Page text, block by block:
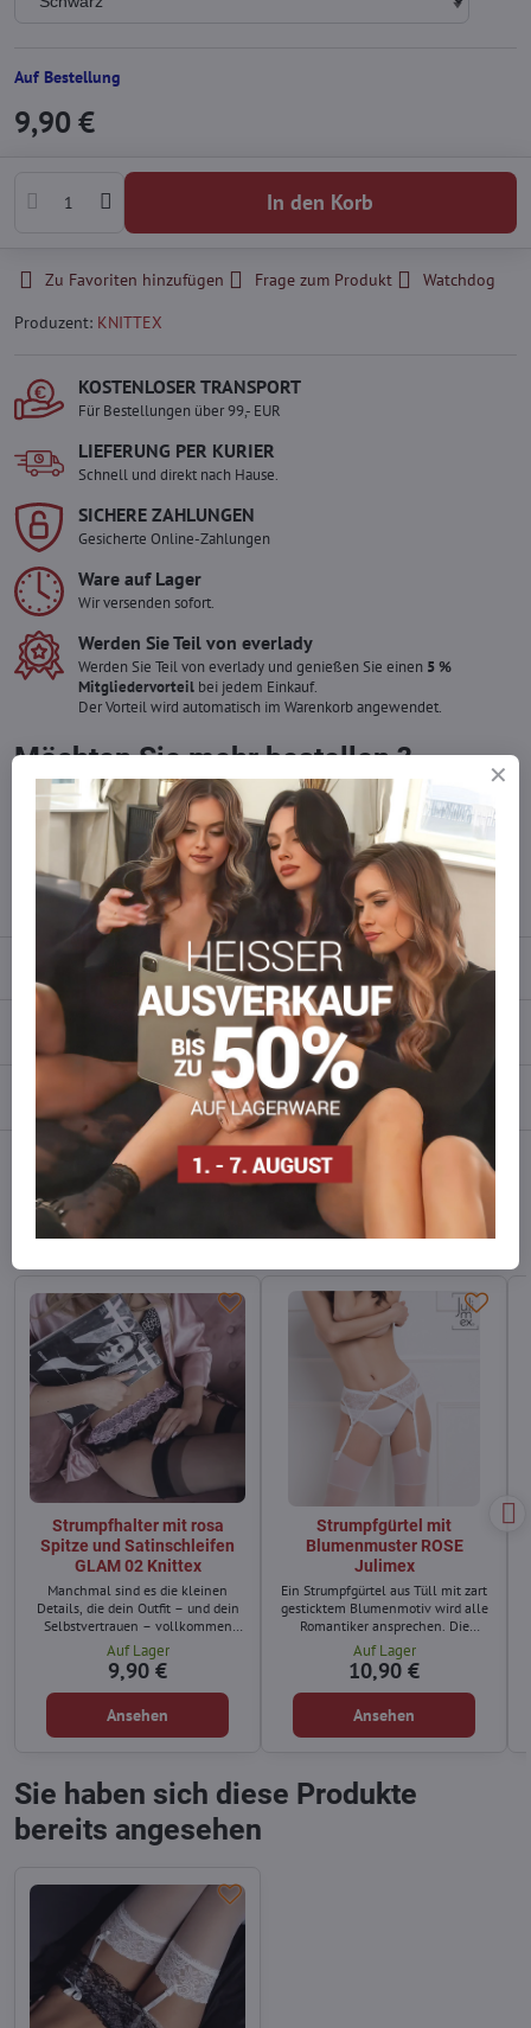
Auf Bestellung
9,90 €
In den Korb
Zu Favoriten hinzufügen Frage zum Produkt
Watchdog
Produzent: KNITTEX
KOSTENLOSER TRANSPORT
Für Bestellungen über 99,- EUR
LIEFERUNG PER KURIER
Schnell und direkt nach Hause.
SICHERE ZAHLUNGEN
Gesicherte Online-Zahlungen
Ware auf Lager
Wir versenden sofort.
Werden Sie Teil von everlady
Werden Sie Teil von everlady und genießen Sie einen 5 %
Mitgliedervorteil bei jedem Einkauf.
Der Vorteil wird automatisch im Warenkorb angewendet.
Möchten Sie mehr bestellen ?
Zögern Sie nicht, uns zu kontaktieren, wir füllen die Ware für Sie
wieder auf!
info​​@everlady​​.eu
Bewertungen
Diskussion
FacebookTwitterBlueskyPinterestReddit LinkedIn WhatsApp
Alternative Produkte
Strumpfhalter mit rosa
Spitze und Satinschleifen
GLAM 02 Knittex
Manchmal sind es die kleinen
Details, die dein Outfit – und dein
Selbstvertrauen – vollkommen
verändern. Der Strumpfhalter GLAM
02 von Knittex mit rosa Spitze und
Satinschleifen ist das perfekte
Accessoire für elegante
Abendmode.
Auf Lager
9,90 €
Ansehen
Strumpfgürtel mit
Blumenmuster ROSE
Julimex
Ein Strumpfgürtel aus Tüll mit zart
gesticktem Blumenmotiv wird alle
Romantiker ansprechen. Die
Oberseite ist mit einer kleinen
Schleife und die Unterseite mit
einem flachen Ziersaum versehen.
Verstellbare Strumpfhalter und
Rückenverschluss.
Auf Lager
10,90 €
Ansehen
Sie haben sich diese Produkte
bereits angesehen